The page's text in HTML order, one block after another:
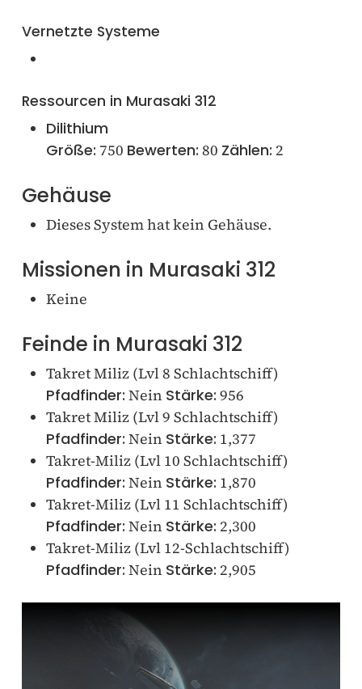
Vernetzte Systeme
Ressourcen in Murasaki 312
Dilithium
Größe: 750 Bewerten: 80 Zählen: 2
Gehäuse
Dieses System hat kein Gehäuse.
Missionen in Murasaki 312
Keine
Feinde in Murasaki 312
Takret Miliz (Lvl 8 Schlachtschiff)
Pfadfinder: Nein Stärke: 956
Takret Miliz (Lvl 9 Schlachtschiff)
Pfadfinder: Nein Stärke: 1,377
Takret-Miliz (Lvl 10 Schlachtschiff)
Pfadfinder: Nein Stärke: 1,870
Takret-Miliz (Lvl 11 Schlachtschiff)
Pfadfinder: Nein Stärke: 2,300
Takret-Miliz (Lvl 12-Schlachtschiff)
Pfadfinder: Nein Stärke: 2,905